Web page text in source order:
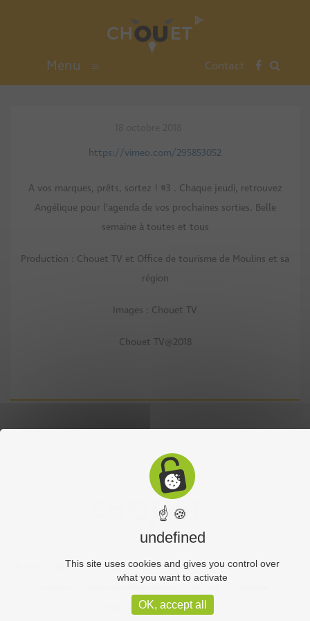
Menu ≡ Contact
https://vimeo.com/295853052
A vos marques, prêts, sortez ! #3 . Chaque jeudi, retrouvez
Angélique pour l’agenda de vos prochaines sorties. Belle
semaine à toutes et tous
Production : Chouet TV et Office de tourisme de Moulins et sa
région
Images : Chouet TV
Chouet TV@2018
Sports Culture Economie Découverte
Chouet’eco
Vos vidéos
Partenaires
☝ 🍪
undefined
This site uses cookies and gives you control over
what you want to activate
OK, accept all